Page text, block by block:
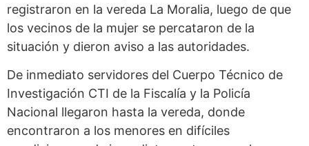
registraron en la vereda La Moralia, luego de que
los vecinos de la mujer se percataron de la
situación y dieron aviso a las autoridades.
De inmediato servidores del Cuerpo Técnico de
Investigación CTI de la Fiscalía y la Policía
Nacional llegaron hasta la vereda, donde
encontraron a los menores en difíciles